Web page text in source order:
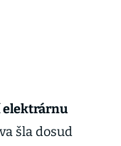
elektrárnu
šla dosud